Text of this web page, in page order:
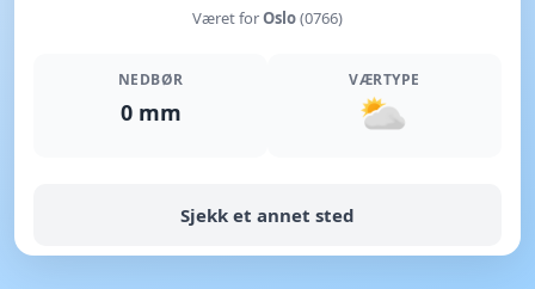
Været forOslo(0766)
NEDBØR
0 mm
VÆRTYPE
Sjekk et annet sted